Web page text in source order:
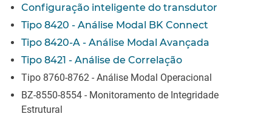
Configuração inteligente do transdutor
Tipo 8420 - Análise Modal BK Connect
Tipo 8420-A - Análise Modal Avançada
Tipo 8421 - Análise de Correlação
Tipo 8760-8762 - Análise Modal Operacional
BZ-8550-8554 - Monitoramento de Integridade
Estrutural